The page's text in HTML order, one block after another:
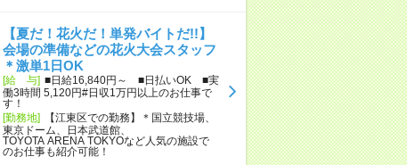
【夏だ！花火だ！単発バイトだ!!】
会場の準備などの花火大会スタッフ
＊激単1日OK
[給 与] ■日給16,840円～ ■日払いOK ■実
働3時間 5,120円#日収1万円以上のお仕事で
す！
[勤務地]
【江東区での勤務】＊国立競技場、
東京ドーム、日本武道館、
TOYOTA ARENA TOKYOなど人気の施設で
のお仕事も紹介可能！